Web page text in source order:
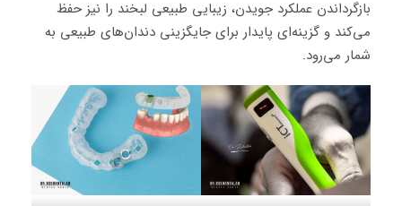
بازگرداندن عملکرد جویدن، زیبایی طبیعی لبخند را نیز حفظ
می‌کند و گزینه‌ای پایدار برای جایگزینی دندان‌های طبیعی به
شمار می‌رود.